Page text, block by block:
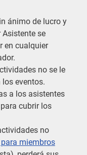
ánimo de lucro y
se
en cualquier
no se le
eventos.
a los asistentes
cubrir los
no
para miembros